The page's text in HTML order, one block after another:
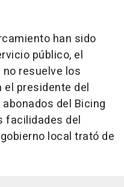
han sido
público, el
resuelve los
el presidente del
del Bicing
facilidades del
local trató de